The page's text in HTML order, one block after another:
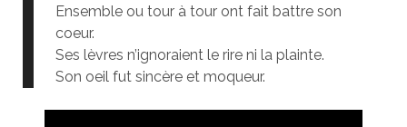
Ensemble ou tour à tour ont fait battre son
coeur.
Ses lèvres n’ignoraient le rire ni la plainte.
Son oeil fut sincère et moqueur.